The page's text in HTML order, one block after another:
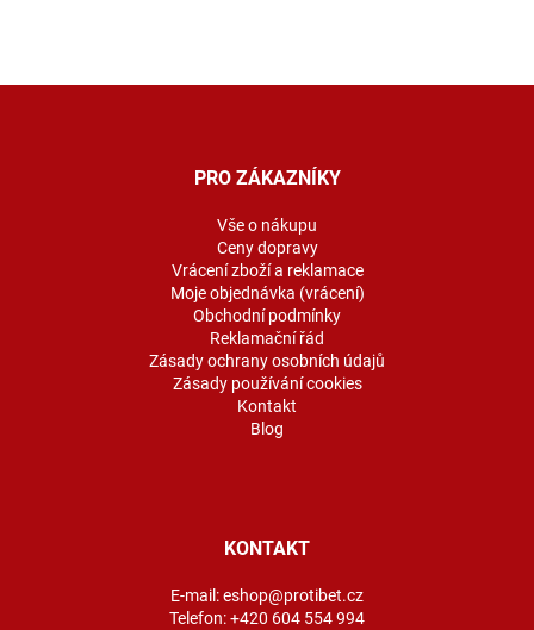
PRO ZÁKAZNÍKY
Vše o nákupu
Ceny dopravy
Vrácení zboží a reklamace
Moje objednávka (vrácení)
Obchodní podmínky
Reklamační řád
Zásady ochrany osobních údajů
Zásady používání cookies
Kontakt
Blog
KONTAKT
E-mail:eshop@protibet.cz
Telefon:+420 604 554 994